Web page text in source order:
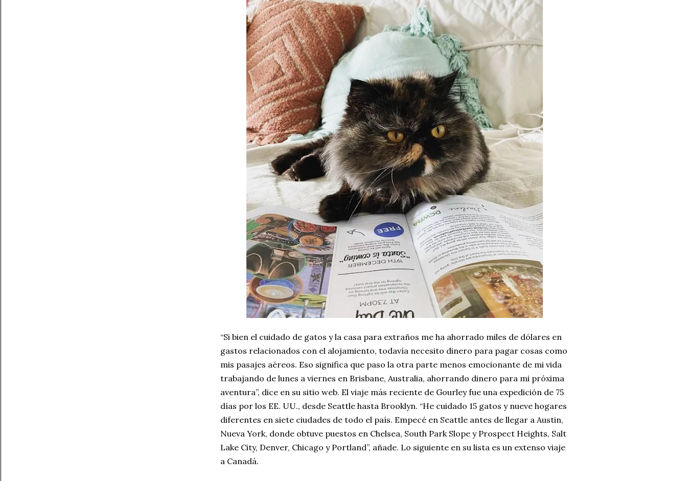
“Si bien el cuidado de gatos y la casa para extraños me ha ahorrado miles de dólares en
gastos relacionados con el alojamiento, todavía necesito dinero para pagar cosas como
mis pasajes aéreos. Eso significa que paso la otra parte menos emocionante de mi vida
trabajando de lunes a viernes en Brisbane, Australia, ahorrando dinero para mi próxima
aventura”, dice en su sitio web. El viaje más reciente de Gourley fue una expedición de 75
días por los EE. UU., desde Seattle hasta Brooklyn. “He cuidado 15 gatos y nueve hogares
diferentes en siete ciudades de todo el país. Empecé en Seattle antes de llegar a Austin,
Nueva York, donde obtuve puestos en Chelsea, South Park Slope y Prospect Heights, Salt
Lake City, Denver, Chicago y Portland”, añade. Lo siguiente en su lista es un extenso viaje
a Canadá.